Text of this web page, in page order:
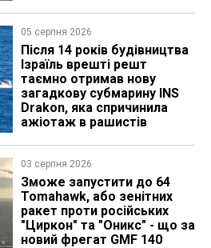
05 серпня 2026
Після 14 років будівництва
Ізраїль врешті решт
таємно отримав нову
загадкову субмарину INS
Drakon, яка спричинила
ажіотаж в рашистів
03 серпня 2026
Зможе запустити до 64
Tomahawk, або зенітних
ракет проти російських
"Циркон" та "Оникс" - що за
новий фрегат GMF 140